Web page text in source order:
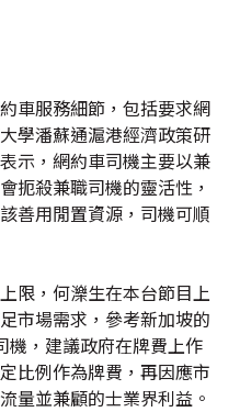
車服務細節，包括要求網
學潘蘇通滬港經濟政策研
示，網約車司機主要以兼
扼殺兼職司機的靈活性，
善用閒置資源，司機可順
限，何濼生在本台節目上
市場需求，參考新加坡的
機，建議政府在牌費上作
比例作為牌費，再因應市
量並兼顧的士業界利益。